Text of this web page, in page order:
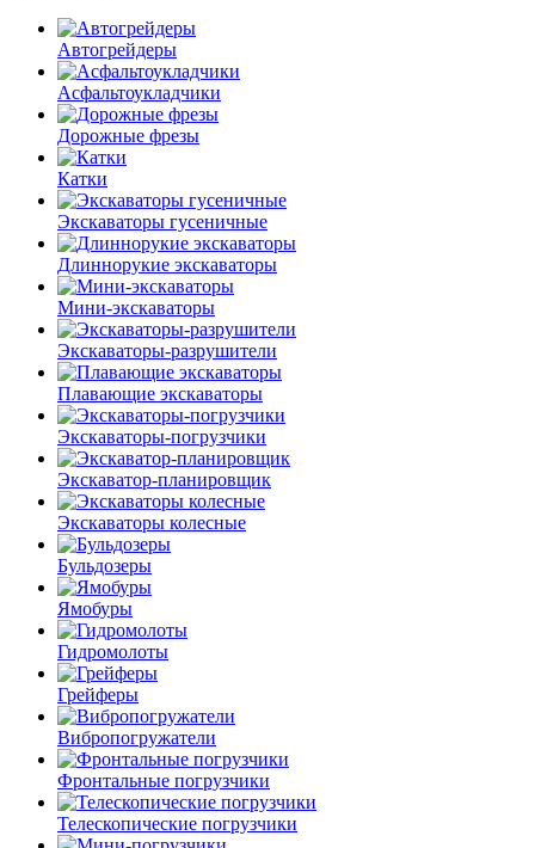
Автогрейдеры
Асфальто­укладчики
Дорожные фрезы
Катки
Экскаваторы гусеничные
Длиннорукие экскаваторы
Мини-экскаваторы
Экскаваторы-разрушители
Плавающие экскаваторы
Экскаваторы-погрузчики
Экскаватор-планировщик
Экскаваторы колесные
Бульдозеры
Ямобуры
Гидромолоты
Грейферы
Вибро­погружатели
Фронтальные погрузчики
Телескопические погрузчики